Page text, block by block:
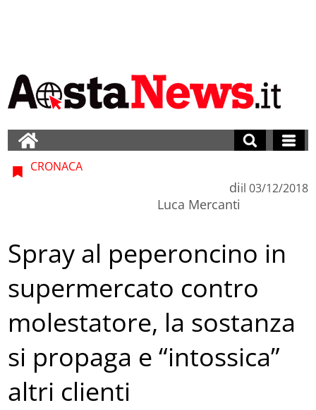
CRONACA
di
Luca Mercanti
il 03/12/2018
Spray al peperoncino in
supermercato contro
molestatore, la sostanza
si propaga e “intossica”
altri clienti